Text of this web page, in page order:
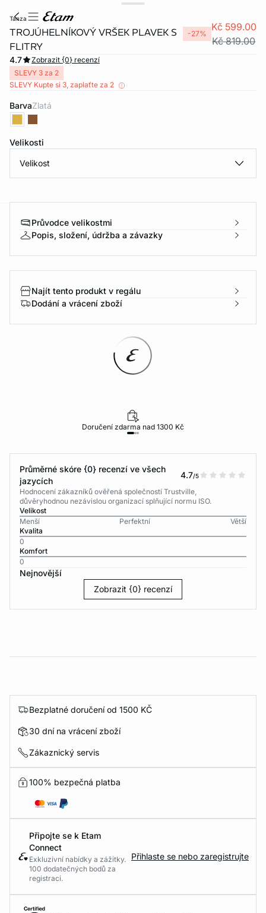
tanza
TROJÚHELNÍKOVÝ VRŠEK PLAVEK S
FLITRY
-27%
Kč 599.00
Kč 819.00
4.7
Zobrazit {0} recenzí
SLEVY 3 za 2
SLEVY Kupte si 3, zaplaťte za 2
Barva zlatá
Velikosti
Velikost
Průvodce velikostmi
Popis, složení, údržba a závazky
Najít tento produkt v regálu
Dodání a vrácení zboží
Doručení zdarma nad 1300 Kč
Průměrné skóre {0} recenzí ve všech
jazycích
4.7/5
Hodnocení zákazníků ověřená společností Trustville,
důvěryhodnou nezávislou organizací splňující normu ISO.
Velikost
Menší
Perfektní
Větší
Kvalita
0
Komfort
0
Nejnovější
Zobrazit {0} recenzí
Bezplatné doručení od 1500 KČ
30 dní na vrácení zboží
Zákaznický servis
100% bezpečná platba
Připojte se k Etam
Connect
Exkluzivní nabídky a zážitky.
100 dodatečných bodů za
registraci.
Přihlaste se nebo zaregistrujte